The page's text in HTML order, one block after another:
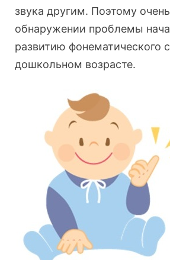
звука другим. Поэтому
обнаружении проблемы
развитию фонематического
дошкольном возрасте.